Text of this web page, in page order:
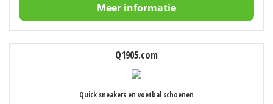
Meer informatie
Q1905.com
Quick sneakers en voetbal schoenen